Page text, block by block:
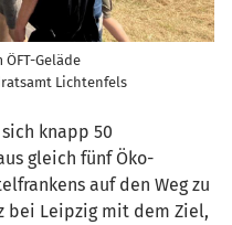
Geläde
Lichtenfels
knapp 50
gleich fünf Öko-
auf den Weg zu
bei Leipzig mit dem Ziel,